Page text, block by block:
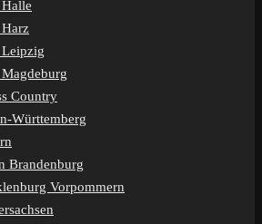
Harz
Leipzig
Country
Württemberg
Brandenburg
Vorpommern